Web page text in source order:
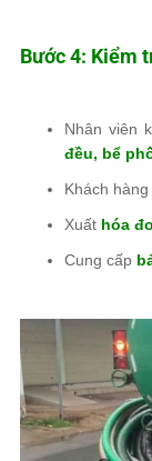
Bước 4: Kiểm
Nhân viên
đều, bể
Khách
Xuất hóa
Cung cấp